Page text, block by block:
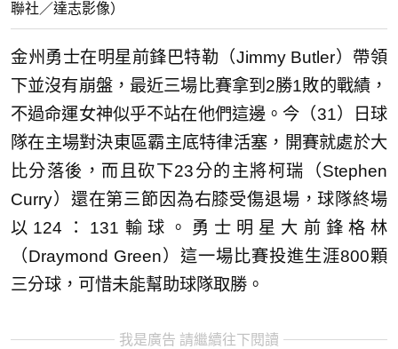
聯社／達志影像）
金州勇士在明星前鋒巴特勒（Jimmy Butler）帶領
下並沒有崩盤，最近三場比賽拿到2勝1敗的戰績，
不過命運女神似乎不站在他們這邊。今（31）日球
隊在主場對決東區霸主底特律活塞，開賽就處於大
比分落後，而且砍下23分的主將柯瑞（Stephen
Curry）還在第三節因為右膝受傷退場，球隊終場
以124：131輸球。勇士明星大前鋒格林
（Draymond Green）這一場比賽投進生涯800顆
三分球，可惜未能幫助球隊取勝。
我是廣告 請繼續往下閱讀